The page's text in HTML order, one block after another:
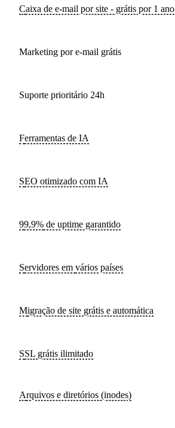
Caixa de e-mail por site - grátis por 1 ano
Marketing por e-mail grátis
Suporte prioritário 24h
Ferramentas de IA
SEO otimizado com IA
99,9% de uptime garantido
Servidores em vários países
Migração de site grátis e automática
SSL grátis ilimitado
Arquivos e diretórios (inodes)